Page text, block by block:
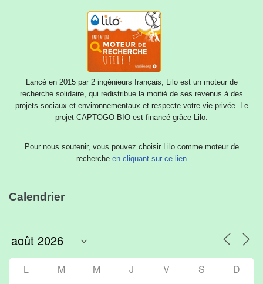
Lancé en 2015 par 2 ingénieurs français, Lilo est un moteur de
recherche solidaire, qui redistribue la moitié de ses revenus à des
projets sociaux et environnementaux et respecte votre vie privée. Le
projet CAPTOGO-BIO est financé grâce Lilo.
Pour nous soutenir, vous pouvez choisir Lilo comme moteur de
recherche en cliquant sur ce lien
Calendrier
L M M J V S D